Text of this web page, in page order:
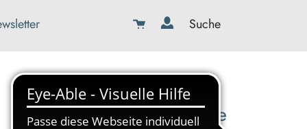
Suche
08179-423989-0
info@kbw-toelz-wor.de